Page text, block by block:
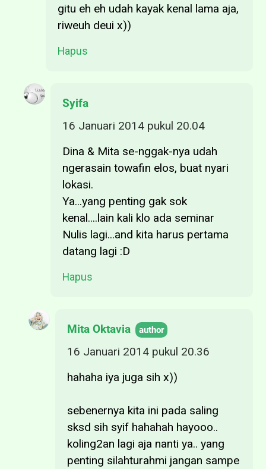
gitu eh eh udah kayak kenal lama aja,
riweuh deui x))
Hapus
Syifa
16 Januari 2014 pukul 20.04
Dina & Mita se-nggak-nya udah
ngerasain towafin elos, buat nyari
lokasi.
Ya...yang penting gak sok
kenal....lain kali klo ada seminar
Nulis lagi...and kita harus pertama
datang lagi :D
Hapus
Mita Oktavia
16 Januari 2014 pukul 20.36
hahaha iya juga sih x))
sebenernya kita ini pada saling
sksd sih syif hahahah hayooo..
koling2an lagi aja nanti ya.. yang
penting silahturahmi jangan sampe